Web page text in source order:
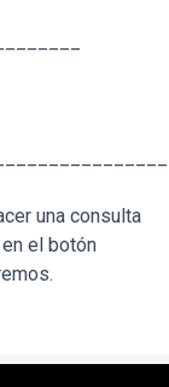
una consulta
el botón